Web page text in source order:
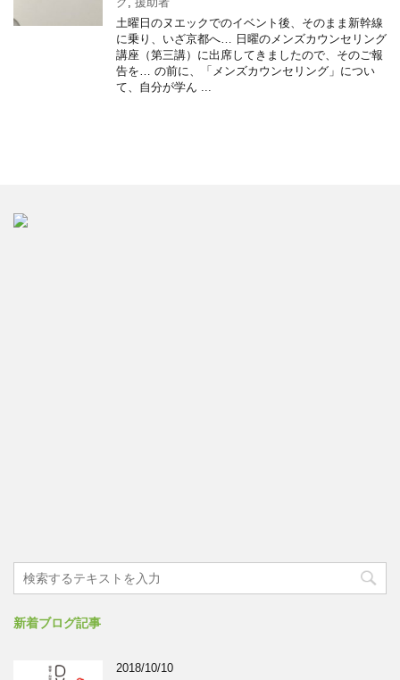
土曜日のヌエックでのイベント後、そのまま新幹線
に乗り、いざ京都へ… 日曜のメンズカウンセリング
講座（第三講）に出席してきましたので、そのご報
告を… の前に、「メンズカウンセリング」につい
て、自分が学ん ...
新着ブログ記事
2018/10/10